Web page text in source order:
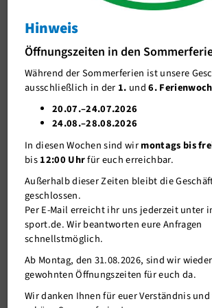
AMRAP Challenge mit Marcel
AMRAP Challenge mit Marcel
20.04.2020
J-Team
Stellenangebote
Förderverein me-sport e.V.
Mitgliederservice
Verantwortung
Hinweis
Öffnungszeiten in den
Während der Sommerferien ist unsere
ausschließlich in der 1. und6.
20.07.–24.07.2026
24.08.–28.08.2026
In diesen Wochen sind wirmontags bis
bis12:00 Uhrfür euch erreichbar.
Außerhalb dieser Zeiten bleibt die
geschlossen.
Per E-Mail erreicht ihr uns jederzeit unter
sport.de. Wir beantworten eure Anfragen
schnellstmöglich.
Ab Montag, den 31.08.2026, sind wir
gewohnten Öffnungszeiten für euch da.
Wir danken Ihnen für euer Verständnis